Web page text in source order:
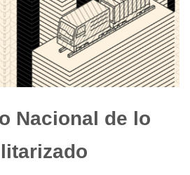
Nacional de lo